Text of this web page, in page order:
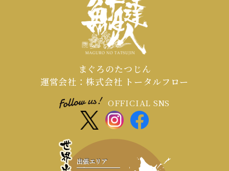
まぐろのたつじん
運営会社：株式会社 トータルフロー
OFFICIAL SNS
出張エリア